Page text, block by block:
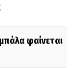
φαίνεται